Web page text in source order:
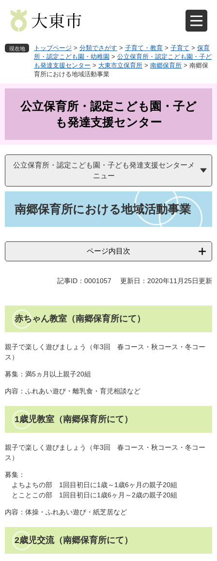
先
を 現在地 トップページ > 分類でさがす > 子育て・教育 > 子育て > 保育
所・認定こども園・幼稚園 > 公立保育所・認定こども園・子ど
も発達支援センター > 大東市立保育所 > 南郷保育所 > 南郷保
育所における地域活動事業
公立保育所・認定こども園・子ど
も発達支援センター
公立保育所・認定こども園・子ども発達支援センターメ
ニュー
南郷保育所における地域活動事業
ページ内目次
記事ID：0001057 更新日：2020年11月25日更新
赤ちゃん教室（南郷保育所にて）
親子で楽しく遊びましょう（年3回 春コース・秋コース・冬コー
ス）
募集：満5ヵ月以上親子20組
内容：ふれあい遊び・離乳食・育児相談など
1歳児教室（南郷保育所にて）
親子で楽しく遊びましょう（年3回 春コース・秋コース・冬コー
ス）
募集：
よちよちの部 1回目初日に1歳～1歳6ヶ月の親子20組
とことこの部 1回目初日に1歳6ヶ月～2歳の親子20組
内容：体操・ふれあい遊び・紙芝居など
2歳児交流（南郷保育所にて）